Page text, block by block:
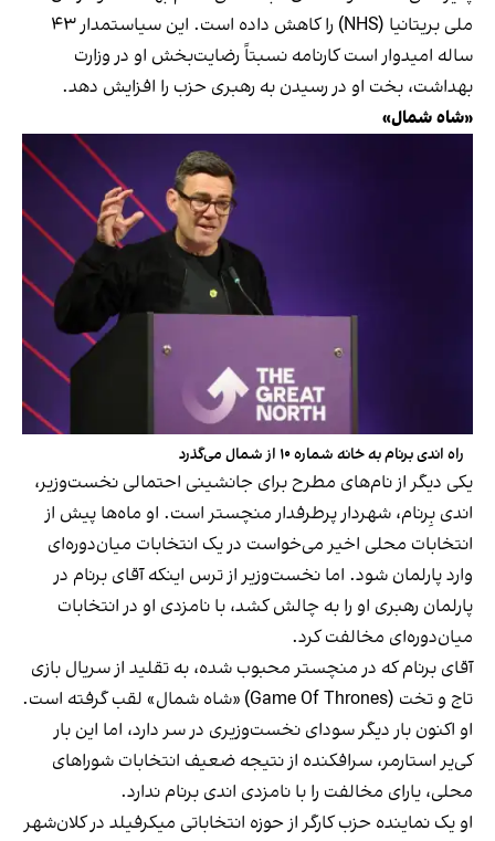
ملی بریتانیا (NHS) را کاهش داده است. این سیاستمدار ۴۳
ساله امیدوار است کارنامه نسبتاً رضایت‌بخش او در وزارت
بهداشت، بخت او در رسیدن به رهبری حزب را افزایش دهد.
«شاه شمال»
راه اندی برنام به خانه شماره ۱۰ از شمال می‌گذرد
یکی دیگر از نام‌های مطرح برای جانشینی احتمالی نخست‌وزیر،
اندی بِرنام، شهردار پرطرفدار منچستر است. او ماه‌ها پیش از
انتخابات محلی اخیر می‌خواست در یک انتخابات میان‌دوره‌ای
وارد پارلمان شود. اما نخست‌وزیر از ترس اینکه آقای برنام در
پارلمان رهبری او را به چالش کشد، با نامزدی او در انتخابات
میان‌دوره‌ای مخالفت کرد.
آقای برنام که در منچستر محبوب شده، به تقلید از سریال بازی
تاج و تخت (Game Of Thrones)‌ «شاه شمال» لقب گرفته است.
او اکنون بار دیگر سودای نخست‌وزیری در سر دارد، اما این بار
کی‌یر استارمر، سرافکنده از نتیجه ضعیف انتخابات شوراهای
محلی، یارای مخالفت را با نامزدی اندی برنام ندارد.
او یک نماینده حزب کارگر از حوزه انتخاباتی میکرفیلد در کلان‌شهر